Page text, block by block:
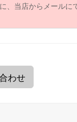
、当店からメールに
わせ